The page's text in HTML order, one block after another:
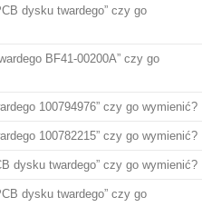
dysku twardego” czy go
BF41-00200A” czy go
100794976” czy go wymienić?
100782215” czy go wymienić?
dysku twardego” czy go wymienić?
dysku twardego” czy go